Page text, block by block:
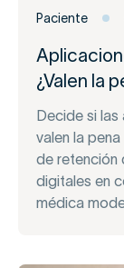
Paciente
¿Valen la
Decide si
valen la
de retención
digitales en
médica